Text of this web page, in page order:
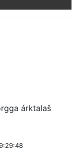
árktalaš